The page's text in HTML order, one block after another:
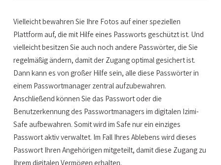
Vielleicht bewahren Sie Ihre Fotos auf einer speziellen
Plattform auf, die mit Hilfe eines Passworts geschützt ist. Und
vielleicht besitzen Sie auch noch andere Passwörter, die Sie
regelmäßig ändern, damit der Zugang optimal gesichert ist.
Dann kann es von großer Hilfe sein, alle diese Passwörter in
einem Passwortmanager zentral aufzubewahren.
Anschließend können Sie das Passwort oder die
Benutzerkennung des Passwortmanagers im digitalen Izimi-
Safe aufbewahren. Somit wird im Safe nur ein einziges
Passwort aktiv verwaltet. Im Fall Ihres Ablebens wird dieses
Passwort Ihren Angehörigen mitgeteilt, damit diese Zugang zu
Ihrem digitalen Vermögen erhalten.